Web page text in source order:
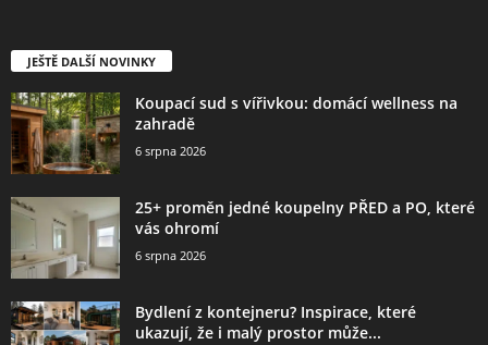
JEŠTĚ DALŠÍ NOVINKY
Koupací sud s vířivkou: domácí wellness na
zahradě
6 srpna 2026
25+ proměn jedné koupelny PŘED a PO, které
vás ohromí
6 srpna 2026
Bydlení z kontejneru? Inspirace, které
ukazují, že i malý prostor může...